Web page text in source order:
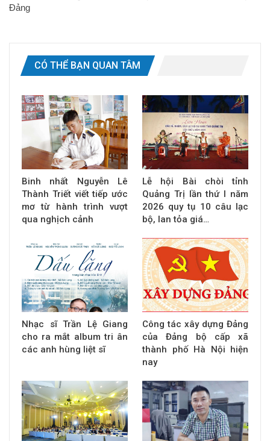
Đảng
CÓ THỂ BẠN QUAN TÂM
Binh nhất Nguyễn Lê
Thành Triết viết tiếp ước
mơ từ hành trình vượt
qua nghịch cảnh
Lễ hội Bài chòi tỉnh
Quảng Trị lần thứ I năm
2026 quy tụ 10 câu lạc
bộ, lan tỏa giá…
Nhạc sĩ Trần Lệ Giang
cho ra mắt album tri ân
các anh hùng liệt sĩ
Công tác xây dựng Đảng
của Đảng bộ cấp xã
thành phố Hà Nội hiện
nay